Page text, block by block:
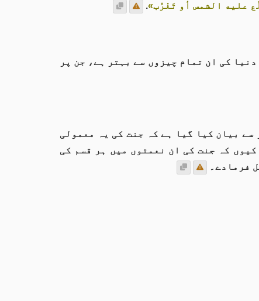
عليه الشمس أو تَغْرُب».
کی ان تمام چیزوں سے بہتر ہے، جن پر
بیان کیا گیا ہے کہ جنت کی یہ معمولی
کہ جنت کی ان نعمتوں میں ہر قسم کی
فرمادے۔